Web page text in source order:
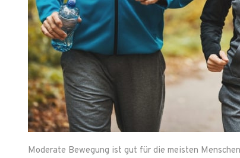
Moderate Bewegung ist gut für die meisten